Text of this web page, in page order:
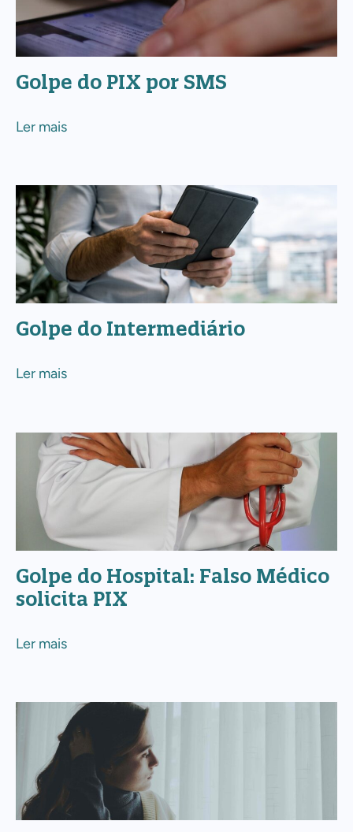
Golpe do PIX por SMS
por
SMS
Ler mais
Golpe do Intermediário
Golpe
do
Intermediário
Ler mais
Golpe do Hospital: Falso Médico
solicita PIX
Golpe
Hospital:
Falso
Médico
PIX
Ler mais
Golpe
com
Advogado